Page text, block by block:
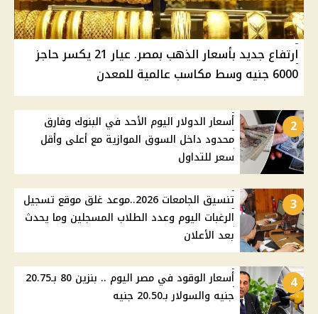
ارتفاع جديد بأسعار الذهب بمصر. عيار 21 يكسر حاجز
6000 جنيه وسط مكاسب عالمية للمعدن
2
أسعار الدولار اليوم الأحد في البنوك وفارق
محدود داخل السوق الموازية مع أعلى وأقل
سعر للتداول
3
تنسيق الجامعات 2026..موعد غلق موقع تسجيل
الرغبات اليوم وعدد الطلاب المسجلين وما يحدث
بعد الأعلان
4
أسعار الوقود في مصر اليوم .. بنزين 80 بـ20.75
جنيه والسولار بـ20.50 جنيه